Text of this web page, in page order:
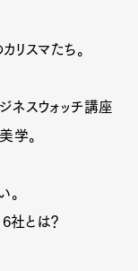
スマたち。
スウォッチ講座
学。
。
社とは？